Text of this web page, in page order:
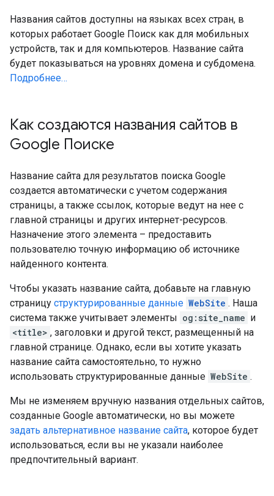
Названия сайтов доступны на языках всех стран, в
которых работает Google Поиск как для мобильных
устройств, так и для компьютеров. Название сайта
будет показываться на уровнях домена и субдомена.
Подробнее…
Как создаются названия сайтов в
Google Поиске
Название сайта для результатов поиска Google
создается автоматически с учетом содержания
страницы, а также ссылок, которые ведут на нее с
главной страницы и других интернет-ресурсов.
Назначение этого элемента – предоставить
пользователю точную информацию об источнике
найденного контента.
Чтобы указать название сайта, добавьте на главную
страницу структурированные данные WebSite . Наша
система также учитывает элементы og:site_name и
<title> , заголовки и другой текст, размещенный на
главной странице. Однако, если вы хотите указать
название сайта самостоятельно, то нужно
использовать структурированные данные WebSite .
Мы не изменяем вручную названия отдельных сайтов,
созданные Google автоматически, но вы можете
задать альтернативное название сайта, которое будет
использоваться, если вы не указали наиболее
предпочтительный вариант.